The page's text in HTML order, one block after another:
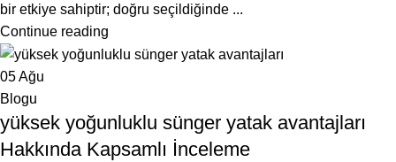
bir etkiye sahiptir; doğru seçildiğinde ...
Continue reading
05Ağu
Blogu
yüksek yoğunluklu sünger yatak avantajları
Hakkında Kapsamlı İnceleme